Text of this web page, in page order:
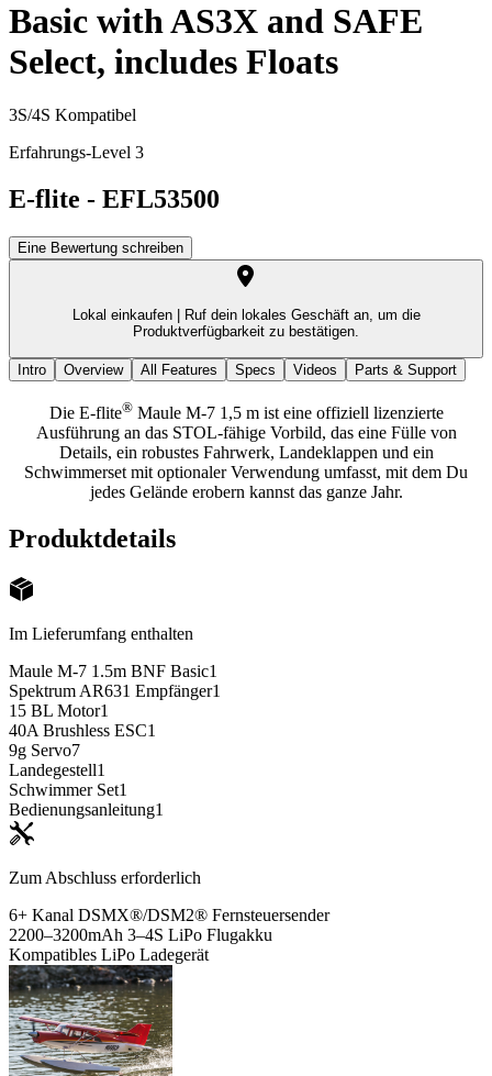
Basic with AS3X and SAFE
Select, includes Floats
3S/4S Kompatibel
Erfahrungs-Level 3
E-flite - EFL53500
Eine Bewertung schreiben
Lokal einkaufen |
Ruf dein lokales Geschäft an, um die
Produktverfügbarkeit zu bestätigen.
Intro Overview All Features Specs Videos Parts & Support
Die E-flite®Maule M-7 1,5 m ist eine offiziell lizenzierte
Ausführung an das STOL-fähige Vorbild, das eine Fülle von
Details, ein robustes Fahrwerk, Landeklappen und ein
Schwimmerset mit optionaler Verwendung umfasst, mit dem Du
jedes Gelände erobern kannst das ganze Jahr.
Produktdetails
Im Lieferumfang enthalten
Maule M-7 1.5m BNF Basic1
Spektrum AR631 Empfänger1
15 BL Motor1
40A Brushless ESC1
9g Servo7
Landegestell1
Schwimmer Set1
Bedienungsanleitung1
Zum Abschluss erforderlich
6+ Kanal DSMX®/DSM2® Fernsteuersender
2200–3200mAh 3–4S LiPo Flugakku
Kompatibles LiPo Ladegerät